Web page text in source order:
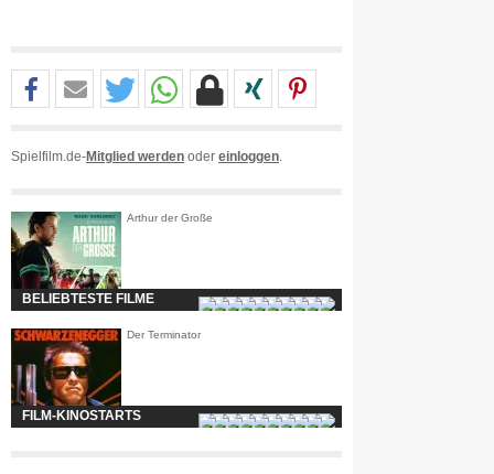
Spielfilm.de-Mitglied werden oder einloggen
Arthur der Große
BELIEBTESTE FILME
Der Terminator
FILM-KINOSTARTS